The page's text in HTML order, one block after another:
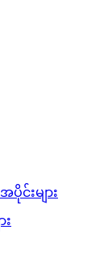
င်းများ